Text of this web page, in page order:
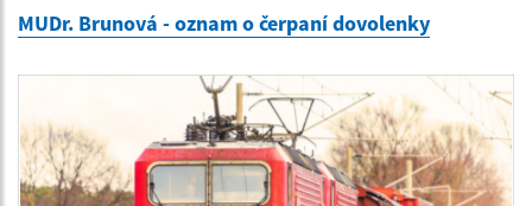
MUDr. Brunová - oznam o čerpaní dovolenky